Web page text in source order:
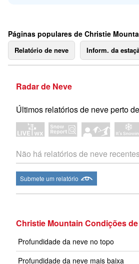
Páginas populares de Christie
Relatório de neve Inform. da
Radar de Neve
Últimos relatórios de neve perto
Não há relatórios de neve
Submete um relatório
Christie Mountain Condições
Profundidade da neve no topo
Profundidade da neve mais baixa